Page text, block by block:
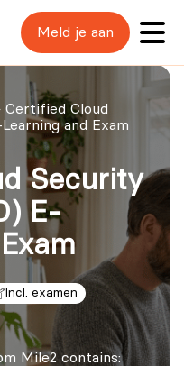
Meld je aan
Certified Cloud
and Exam
Security
E-
Incl. examen
Mile2 contains: